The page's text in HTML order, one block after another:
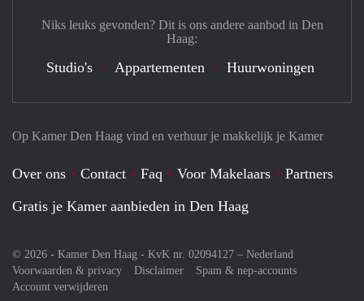
Op Kamer Den Haag vind en verhuur je makkelijk je Kamer
Over ons Contact Faq Voor Makelaars
Partners
Gratis je Kamer aanbieden in Den Haag
© 2026 - Kamer Den Haag - KvK nr. 02094127 – Nederland
Voorwaarden & privacy
Disclaimer
Spam & nep-accounts
Account verwijderen
Niks leuks gevonden? Dit is ons andere aanbod in Den
Haag:
Studio's Appartementen Huurwoningen